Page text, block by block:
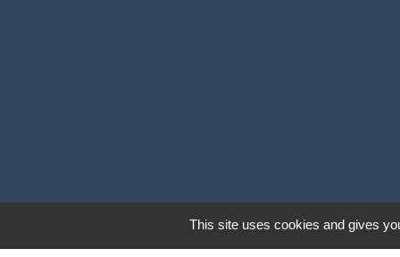
This site uses cookies and gives